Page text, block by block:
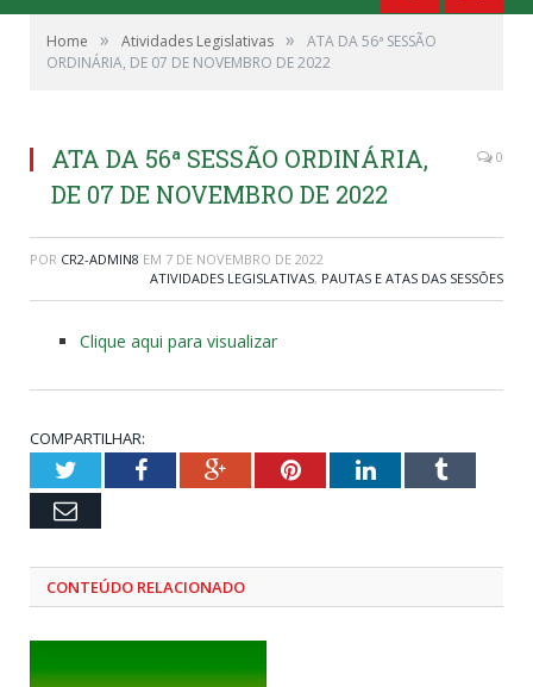
Home » Atividades Legislativas »
ATA DA 56ª SESSÃO
ORDINÁRIA, DE 07 DE NOVEMBRO DE 2022
ATA DA 56ª SESSÃO ORDINÁRIA,
DE 07 DE NOVEMBRO DE 2022
0
POR CR2-ADMIN8 EM 7 DE NOVEMBRO DE 2022
ATIVIDADES LEGISLATIVAS, PAUTAS E ATAS DAS SESSÕES
Clique aqui para visualizar
COMPARTILHAR:
TwitterFacebookGoogle+PinterestLinkedInTumblr
Email
CONTEÚDO RELACIONADO